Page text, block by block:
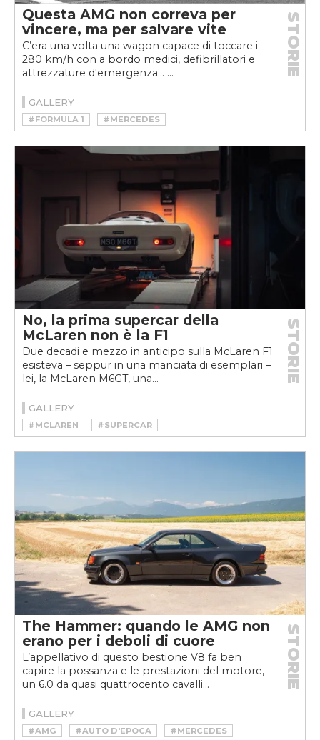
Questa AMG non correva per
vincere, ma per salvare vite
C’era una volta una wagon capace di toccare i
280 km/h con a bordo medici, defibrillatori e
attrezzature d'emergenza... ...
STORIE
GALLERY
#FORMULA 1
#MERCEDES
#MOTORSPORT
No, la prima supercar della
McLaren non è la F1
Due decadi e mezzo in anticipo sulla McLaren F1
esisteva – seppur in una manciata di esemplari –
lei, la McLaren M6GT, una...
STORIE
GALLERY
#MCLAREN #SUPERCAR
The Hammer: quando le AMG non
erano per i deboli di cuore
L’appellativo di questo bestione V8 fa ben
capire la possanza e le prestazioni del motore,
un 6.0 da quasi quattrocento cavalli...
STORIE
GALLERY
#AMG #AUTO D'EPOCA
#MERCEDES